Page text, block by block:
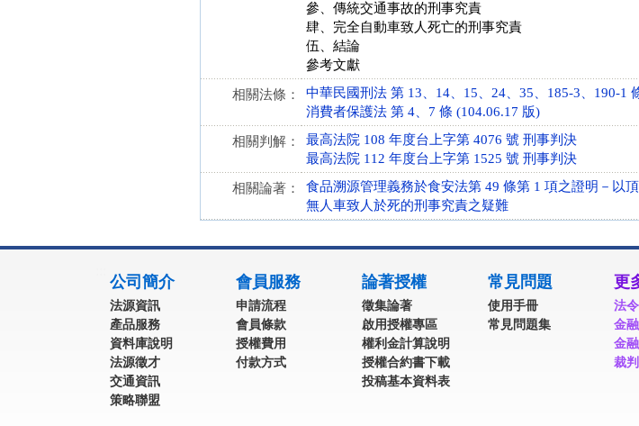
參、傳統交通事故的刑事究責
肆、完全自動車致人死亡的刑事究責
伍、結論
參考文獻
相關法條：
中華民國刑法 第 13、14、15、24、35、185-3、190-1
消費者保護法 第 4、7 條 (104.06.17 版)
相關判解：
最高法院 108 年度台上字第 4076 號 刑事判決
最高法院 112 年度台上字第 1525 號 刑事判決
相關論著：
食品溯源管理義務於食安法第 49 條第 1 項之證明－以
無人車致人於死的刑事究責之疑難
公司簡介
法源資訊
產品服務
資料庫說明
法源徵才
交通資訊
策略聯盟
會員服務
申請流程
會員條款
授權費用
付款方式
論著授權
徵集論著
啟用授權專區
權利金計算說明
授權合約書下載
投稿基本資料表
常見問題
使用手冊
常見問題集
更
法
金
金
裁